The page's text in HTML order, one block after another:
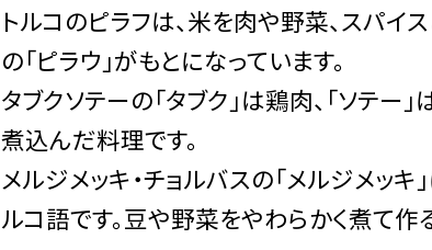
トルコのピラフは、米を肉や野菜、スパイ
の「ピラウ」がもとになっています。
タブクソテーの「タブク」は鶏肉、「ソテ
煮込んだ料理です。
メルジメッキ・チョルバスの「メルジメッキ
ルコ語です。豆や野菜をやわらかく煮て作